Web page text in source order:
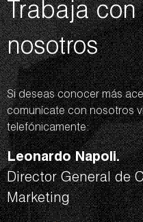
Trabaja con
nosotros
Si deseas conocer más
comunícate con nosotros
telefónicamente:
Leonardo Napoli.
Director General de
Marketing